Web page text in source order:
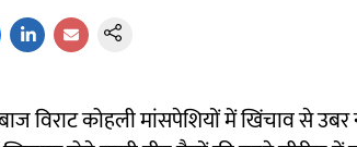
विराट कोहली मांसपेशियों में खिंचाव से